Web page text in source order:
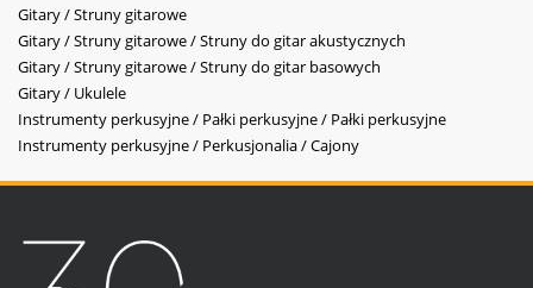
Gitary / Struny gitarowe
Gitary / Struny gitarowe / Struny do gitar akustycznych
Gitary / Struny gitarowe / Struny do gitar basowych
Gitary / Ukulele
Instrumenty perkusyjne / Pałki perkusyjne / Pałki perkusyjne
Instrumenty perkusyjne / Perkusjonalia / Cajony